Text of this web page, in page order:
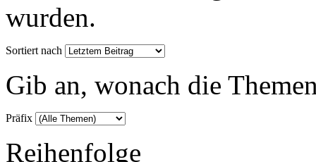
wurden.
Sortiert nach
Gib an, wonach die
Präfix
Reihenfolge